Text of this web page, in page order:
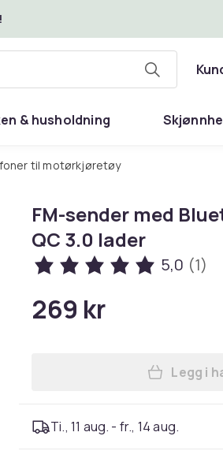
& husholdning
til motørkjøretøy
FM-sender med
QC 3.0 lader
5,0 (1)
269 kr
Legg i
Ti., 11 aug. - fr., 14 aug.